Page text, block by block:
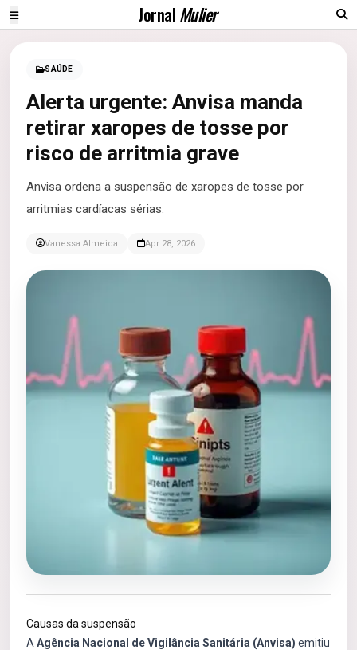
JornalMulier
SAÚDE
Alerta urgente: Anvisa manda
retirar xaropes de tosse por
risco de arritmia grave
Anvisa ordena a suspensão de xaropes de tosse por
arritmias cardíacas sérias.
Vanessa Almeida Apr 28, 2026
Causas da suspensão
A Agência Nacional de Vigilância Sanitária (Anvisa) emitiu